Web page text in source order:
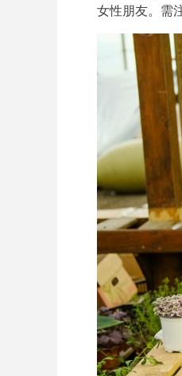
女性朋友。需